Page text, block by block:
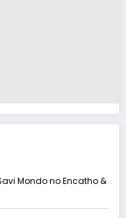
Mondo no Encatho &